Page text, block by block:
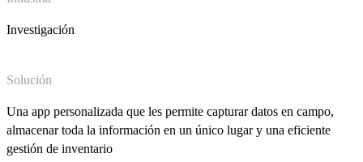
Investigación
Solución
Una app personalizada que les permite capturar datos en campo,
almacenar toda la información en un único lugar y una eficiente
gestión de inventario